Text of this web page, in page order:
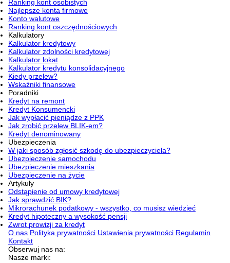
Ranking kont osobistych
Najlepsze konta firmowe
Konto walutowe
Ranking kont oszczędnościowych
Kalkulatory
Kalkulator kredytowy
Kalkulator zdolności kredytowej
Kalkulator lokat
Kalkulator kredytu konsolidacyjnego
Kiedy przelew?
Wskaźniki finansowe
Poradniki
Kredyt na remont
Kredyt Konsumencki
Jak wypłacić pieniądze z PPK
Jak zrobić przelew BLIK-em?
Kredyt denominowany
Ubezpieczenia
W jaki sposób zgłosić szkodę do ubezpieczyciela?
Ubezpieczenie samochodu
Ubezpieczenie mieszkania
Ubezpieczenie na życie
Artykuły
Odstąpienie od umowy kredytowej
Jak sprawdzić BIK?
Mikrorachunek podatkowy - wszystko, co musisz wiedzieć
Kredyt hipoteczny a wysokość pensji
Zwrot prowizji za kredyt
O nas Polityka prywatności Ustawienia prywatności Regulamin
Kontakt
Obserwuj nas na:
Nasze marki: